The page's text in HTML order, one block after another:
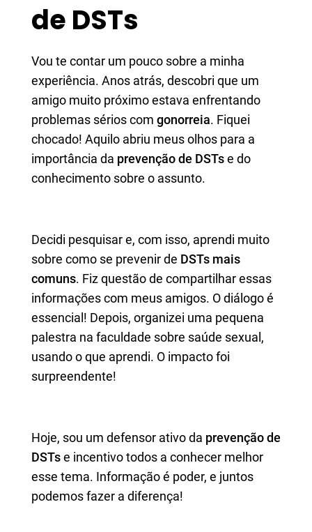
de DSTs
Vou te contar um pouco sobre a minha
experiência. Anos atrás, descobri que um
amigo muito próximo estava enfrentando
problemas sérios com gonorreia. Fiquei
chocado! Aquilo abriu meus olhos para a
importância da prevenção de DSTse do
conhecimento sobre o assunto.
Decidi pesquisar e, com isso, aprendi muito
sobre como se prevenir de DSTs mais
comuns. Fiz questão de compartilhar essas
informações com meus amigos. O diálogo é
essencial! Depois, organizei uma pequena
palestra na faculdade sobre saúde sexual,
usando o que aprendi. O impacto foi
surpreendente!
Hoje, sou um defensor ativo da prevenção de
DSTse incentivo todos a conhecer melhor
esse tema. Informação é poder, e juntos
podemos fazer a diferença!